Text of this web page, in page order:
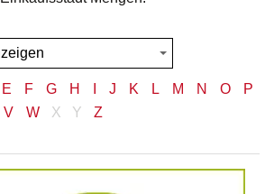
E F G H J K L M N O
P
V W X Y Z